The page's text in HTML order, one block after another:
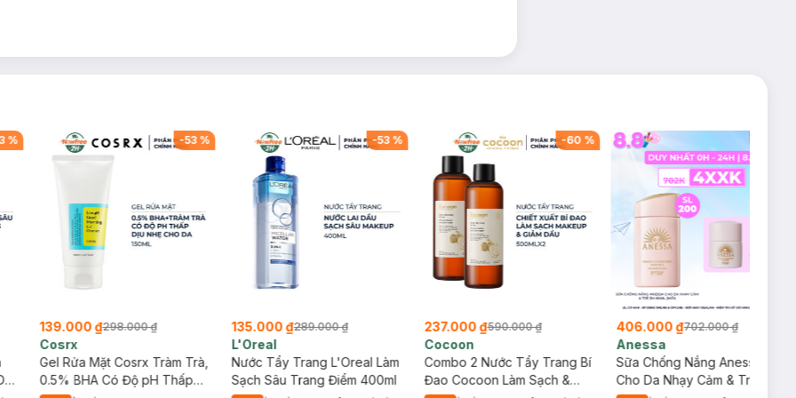
ứng da.
hoặc nơi có nhiệt độ cao / ẩm ướt.
% -53%
139.000 ₫298.000 ₫
Cosrx
Gel Rửa Mặt Cosrx Tràm Trà,
0.5% BHA Có Độ pH Thấp
-53%
135.000 ₫289.000 ₫
L'Oreal
Nước Tẩy Trang L'Oreal Làm
Sạch Sâu Trang Điểm 400ml
-60 %
237.000 ₫590.000 ₫
Cocoon
Combo 2 Nước Tẩy Trang Bí
Đao Cocoon Làm Sạch &
406.000 ₫702.000 ₫
Anessa
Sữa Chống Nắng Anessa
Cho Da Nhạy Cảm & Trẻ Em